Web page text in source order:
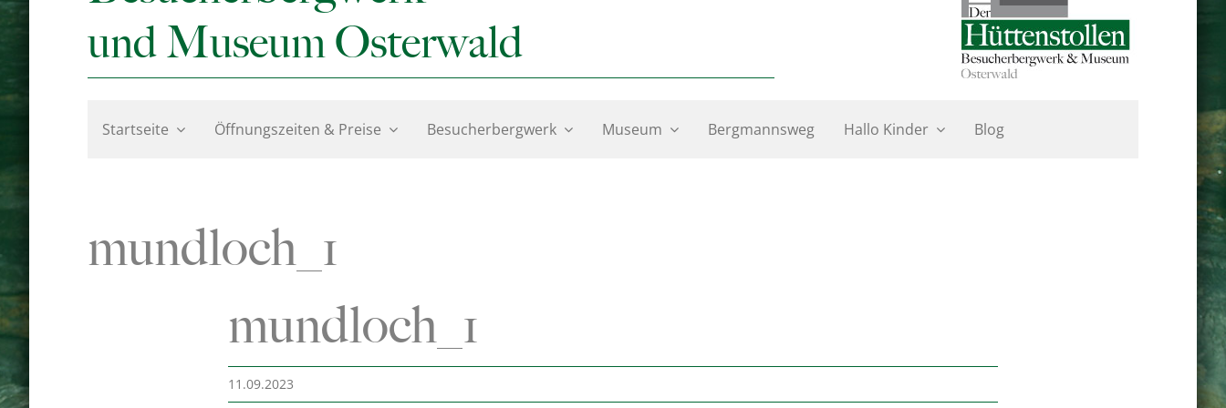
und Museum Osterwald
Startseite Öffnungszeiten & Preise Besucherbergwerk Museum Bergmannsweg Hallo Kinder Blog
mundloch_1
mundloch_1
11.09.2023